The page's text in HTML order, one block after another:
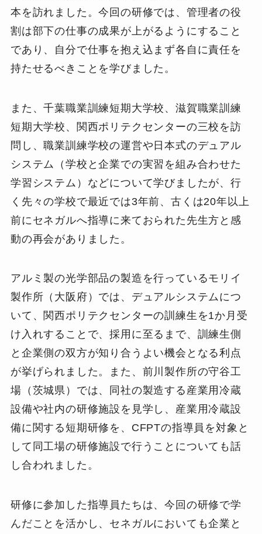
本を訪れました。今回の研修では、管理者の役
割は部下の仕事の成果が上がるようにすること
であり、自分で仕事を抱え込まず各自に責任を
持たせるべきことを学びました。
また、千葉職業訓練短期大学校、滋賀職業訓練
短期大学校、関西ポリテクセンターの三校を訪
問し、職業訓練学校の運営や日本式のデュアル
システム（学校と企業での実習を組み合わせた
学習システム）などについて学びましたが、行
く先々の学校で最近では3年前、古くは20年以上
前にセネガルへ指導に来ておられた先生方と感
動の再会がありました。
アルミ製の光学部品の製造を行っているモリイ
製作所（大阪府）では、デュアルシステムにつ
いて、関西ポリテクセンターの訓練生を1か月受
け入れすることで、採用に至るまで、訓練生側
と企業側の双方が知り合うよい機会となる利点
が挙げられました。また、前川製作所の守谷工
場（茨城県）では、同社の製造する産業用冷蔵
設備や社内の研修施設を見学し、産業用冷蔵設
備に関する短期研修を、CFPTの指導員を対象と
して同工場の研修施設で行うことについても話
し合われました。
研修に参加した指導員たちは、今回の研修で学
んだことを活かし、セネガルにおいても企業と